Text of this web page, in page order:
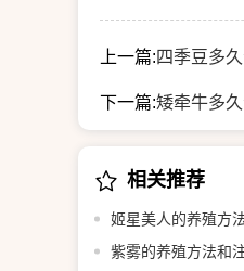
上一篇:四季豆多
下一篇:矮牵牛多
相关推荐
姬星美人的养殖方
紫雾的养殖方法和